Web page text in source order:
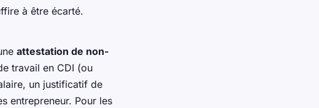
à être écarté.
attestation de non-
travail en CDI (ou
un justificatif de
entrepreneur. Pour les